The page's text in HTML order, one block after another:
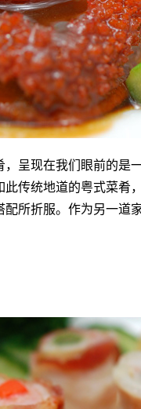
呈现在我们眼前的是
传统地道的粤式菜肴
所折服。作为另一道